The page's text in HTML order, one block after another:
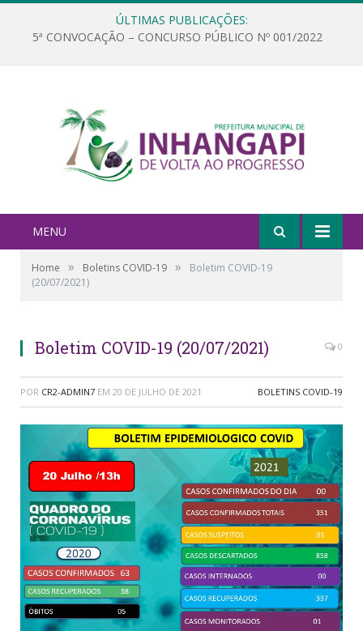
ÚLTIMAS PUBLICAÇÕES:
5ª CONVOCAÇÃO – CONCURSO PÚBLICO Nº 001/2022
MENU
Home » Boletins COVID-19 »
Boletim COVID-19
(20/07/2021)
Boletim COVID-19 (20/07/2021) 0
POR CR2-ADMIN7 EM 20 DE JULHO DE 2021 BOLETINS COVID-19